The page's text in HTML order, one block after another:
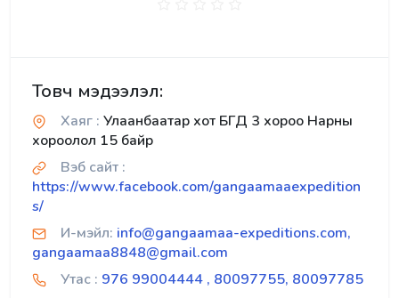
Товч мэдээлэл:
Хаяг : Улаанбаатар хот БГД 3 хороо Нарны
хороолол 15 байр
Вэб сайт :
https://www.facebook.com/gangaamaaexpedition
s/
И-мэйл: info@gangaamaa-expeditions.com,
gangaamaa8848@gmail.com
Утас : 976 99004444 , 80097755, 80097785